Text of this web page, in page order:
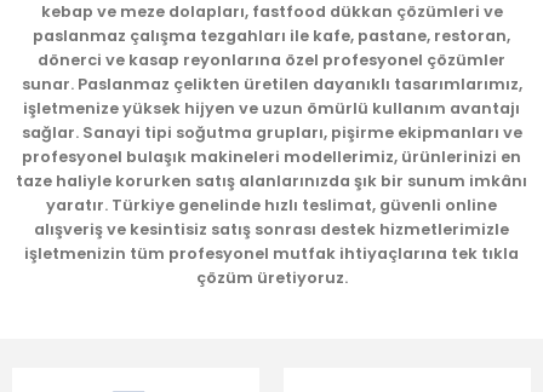
Ürün fiyatı diğer sitelerden daha pahalı.
Bu ürüne benzer farklı alternatifler olmalı.
Gönder
kebap ve meze dolapları, fastfood dükkan çözümleri ve
paslanmaz çalışma tezgahları ile kafe, pastane, restoran,
dönerci ve kasap reyonlarına özel profesyonel çözümler
sunar. Paslanmaz çelikten üretilen dayanıklı tasarımlarımız,
işletmenize yüksek hijyen ve uzun ömürlü kullanım avantajı
sağlar. Sanayi tipi soğutma grupları, pişirme ekipmanları ve
profesyonel bulaşık makineleri modellerimiz, ürünlerinizi en
taze haliyle korurken satış alanlarınızda şık bir sunum imkânı
yaratır. Türkiye genelinde hızlı teslimat, güvenli online
alışveriş ve kesintisiz satış sonrası destek hizmetlerimizle
işletmenizin tüm profesyonel mutfak ihtiyaçlarına tek tıkla
çözüm üretiyoruz.